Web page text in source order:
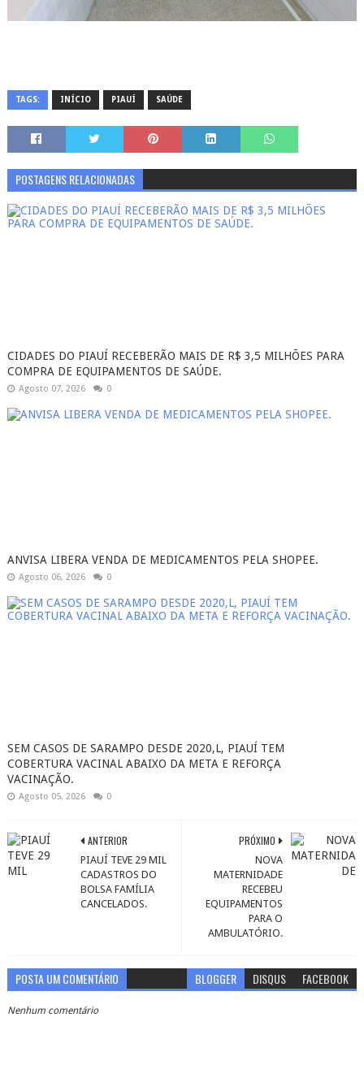
TAGS: INÍCIO PIAUÍ SAÚDE
POSTAGENS RELACIONADAS
CIDADES DO PIAUÍ RECEBERÃO MAIS DE R$ 3,5 MILHÕES PARA
COMPRA DE EQUIPAMENTOS DE SAÚDE.
Agosto 07, 2026 0
ANVISA LIBERA VENDA DE MEDICAMENTOS PELA SHOPEE.
Agosto 06, 2026 0
SEM CASOS DE SARAMPO DESDE 2020,L, PIAUÍ TEM
COBERTURA VACINAL ABAIXO DA META E REFORÇA
VACINAÇÃO.
Agosto 05, 2026 0
PRÓXIMO
NOVA
MATERNIDADE
RECEBEU
EQUIPAMENTOS
PARA O
AMBULATÓRIO.
ANTERIOR
PIAUÍ TEVE 29 MIL
CADASTROS DO
BOLSA FAMÍLIA
CANCELADOS.
POSTA UM COMENTÁRIO BLOGGER DISQUS FACEBOOK
Nenhum comentário